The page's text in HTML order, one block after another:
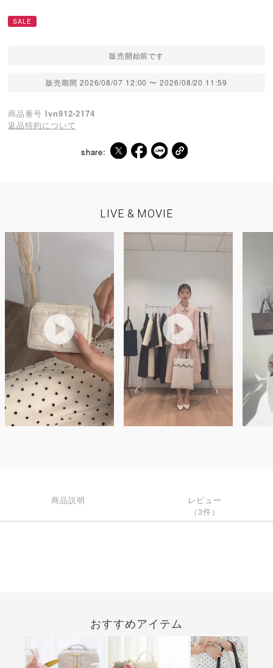
SALE
販売開始前です
販売期間 2026/08/07 12:00 〜 2026/08/20 11:59
商品番号 lvn912-2174
返品特約について
share:
LIVE & MOVIE
商品説明
レビュー
（3件）
おすすめアイテム